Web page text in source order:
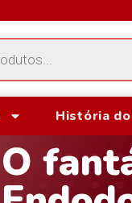
História
O